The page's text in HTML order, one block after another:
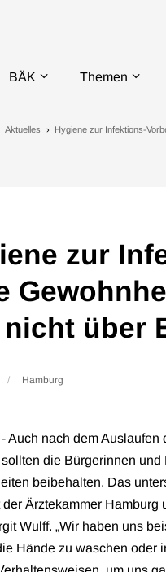
BÄK Themen
Aktuelles Hygiene zur Infektions-
zur
über
Hamburg
Auch nach dem
die Bürgerinnen
beibehalten. Das
der Ärztekammer
Wulff. „Wir haben uns
Hände zu waschen oder